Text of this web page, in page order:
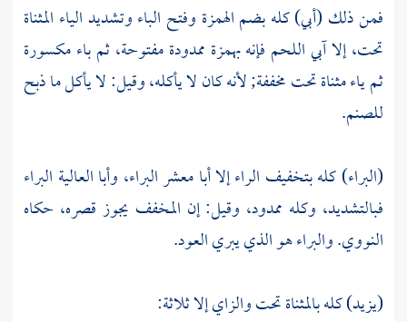
فمن ذلك (أبي)كله بضم الهمزة وفتح الباء وتشديد الياء المثناة
تحت، إلاآبي اللحم فإنه بهمزة ممدودة مفتوحة، ثم باء مكسورة
ثم ياء مثناة تحت مخففة; لأنه كان لا يأكله، وقيل: لا يأكل ما ذبح
للصنم.
(البراء) كله بتخفيف الراء إلاأبا معشر البراء، وأبا العالية البراء
فبالتشديد، وكله ممدود، وقيل: إن المخفف يجوز قصره، حكاه
النووي.والبراء هو الذي يبري العود.
(يزيد) كله بالمثناة تحت والزاي إلا ثلاثة: